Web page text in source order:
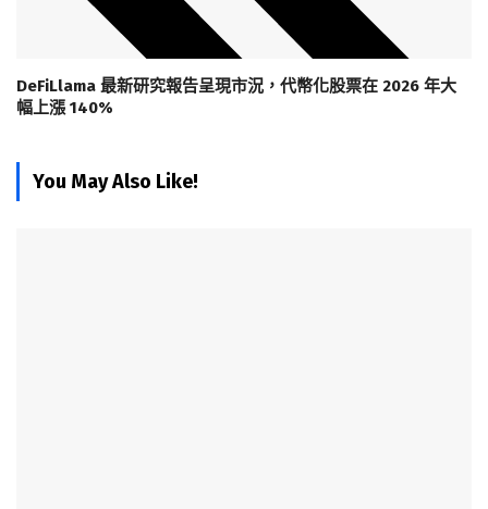
DeFiLlama 最新研究報告呈現市況，代幣化股票在 2026 年大
幅上漲 140%
You May Also Like!